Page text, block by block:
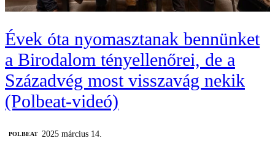
Évek óta nyomasztanak bennünket
a Birodalom tényellenőrei, de a
Századvég most visszavág nekik
(Polbeat-videó)
‎POLBEAT 2025 március 14.